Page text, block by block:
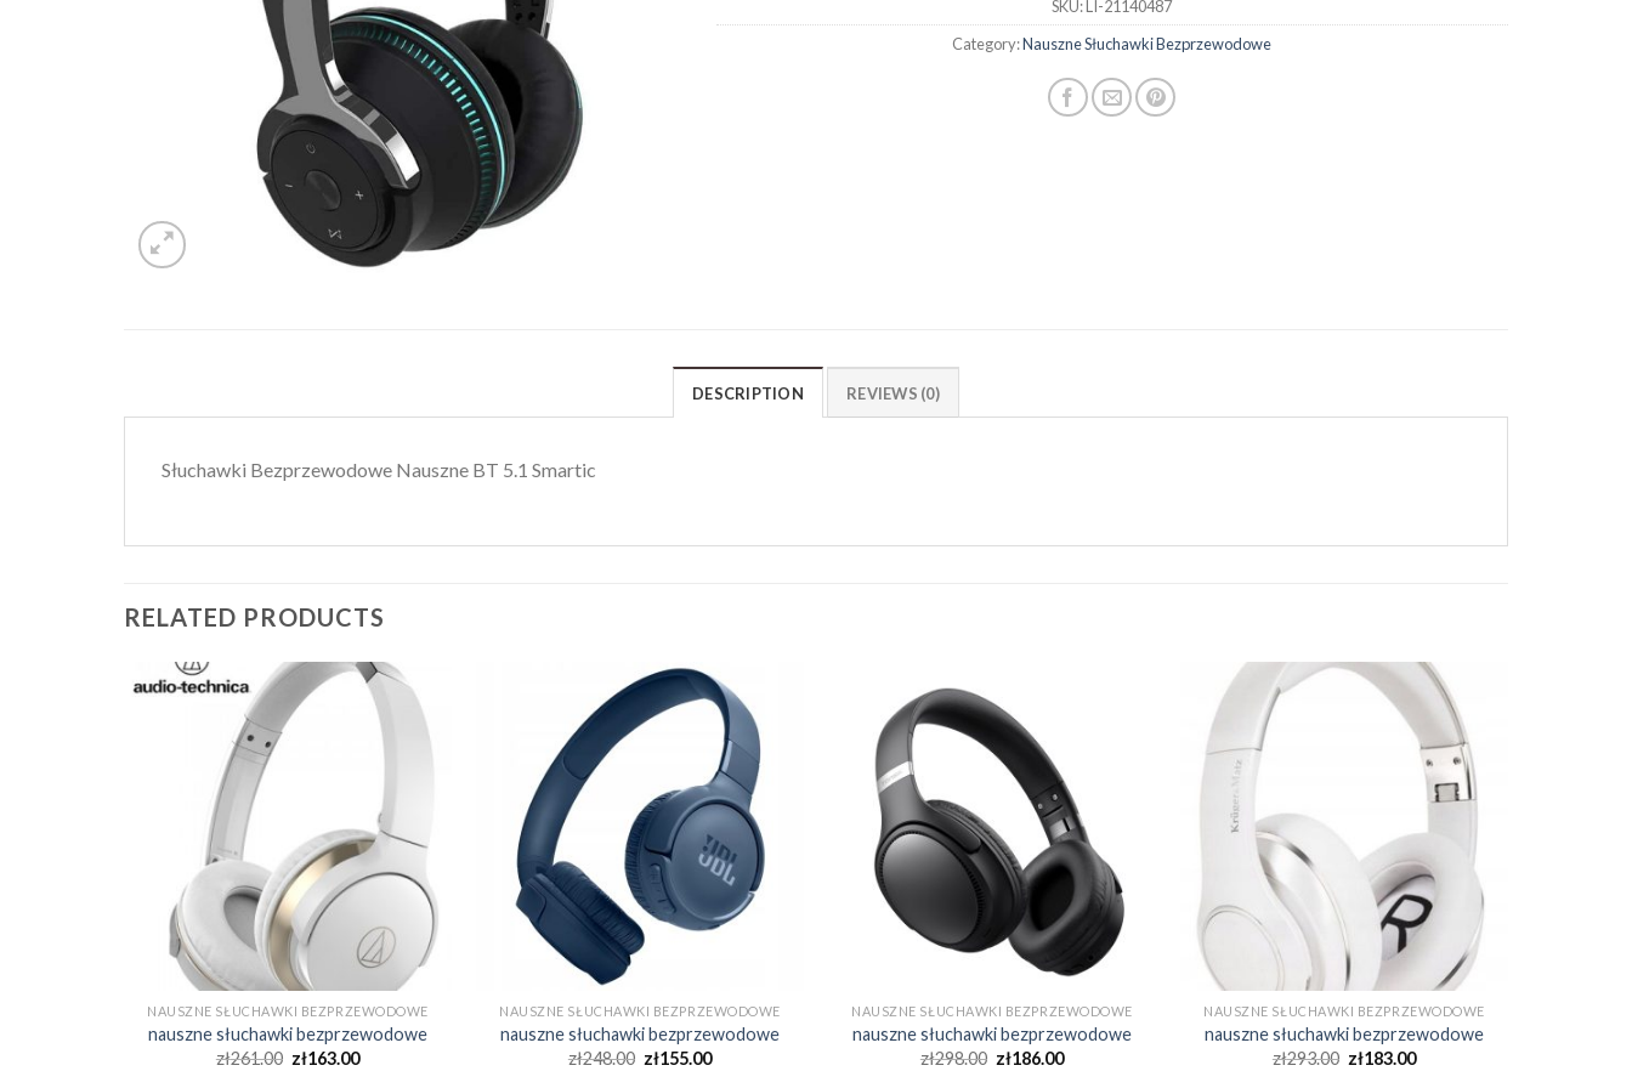
SKU:LI-21140487
Category:Nauszne Słuchawki Bezprzewodowe
DESCRIPTION REVIEWS (0)
Słuchawki Bezprzewodowe Nauszne BT 5.1 Smartic
RELATED PRODUCTS
NAUSZNE SŁUCHAWKI BEZPRZEWODOWE
nauszne słuchawki bezprzewodowe
zł261.00 zł163.00
NAUSZNE SŁUCHAWKI BEZPRZEWODOWE
nauszne słuchawki bezprzewodowe
zł248.00 zł155.00
NAUSZNE SŁUCHAWKI BEZPRZEWODOWE
nauszne słuchawki bezprzewodowe
zł298.00 zł186.00
NAUSZNE SŁUCHAWKI BEZPRZEWODOWE
nauszne słuchawki bezprzewodowe
zł293.00 zł183.00